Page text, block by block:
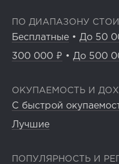
ПО ДИАПАЗОНУ
Бесплатные • До 50
300 000 ₽ • До 500
ОКУПАЕМОСТЬ И
С быстрой
Лучшие
ПОПУЛЯРНОСТЬ И